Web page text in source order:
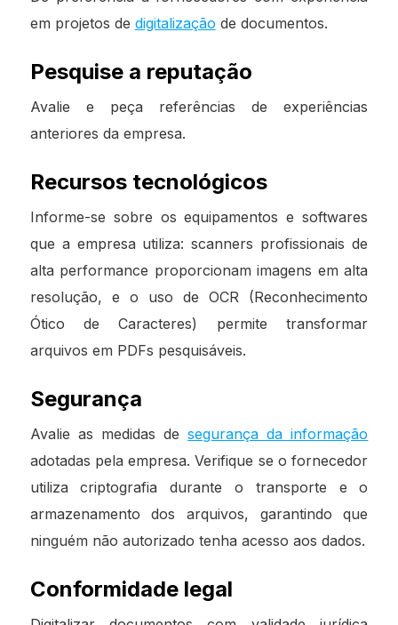
em projetos de digitalização de documentos.
Pesquise a reputação
Avalie e peça referências de experiências
anteriores da empresa.
Recursos tecnológicos
Informe-se sobre os equipamentos e softwares
que a empresa utiliza: scanners profissionais de
alta performance proporcionam imagens em alta
resolução, e o uso de OCR (Reconhecimento
Ótico de Caracteres) permite transformar
arquivos em PDFs pesquisáveis.
Segurança
Avalie as medidas desegurança da informação
adotadas pela empresa. Verifique se o fornecedor
utiliza criptografia durante o transporte e o
armazenamento dos arquivos, garantindo que
ninguém não autorizado tenha acesso aos dados.
Conformidade legal